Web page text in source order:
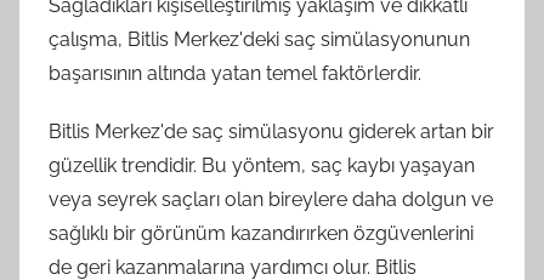
Sağladıkları kişiselleştirilmiş yaklaşım ve dikkatli
çalışma, Bitlis Merkez'deki saç simülasyonunun
başarısının altında yatan temel faktörlerdir.
Bitlis Merkez'de saç simülasyonu giderek artan bir
güzellik trendidir. Bu yöntem, saç kaybı yaşayan
veya seyrek saçları olan bireylere daha dolgun ve
sağlıklı bir görünüm kazandırırken özgüvenlerini
de geri kazanmalarına yardımcı olur. Bitlis